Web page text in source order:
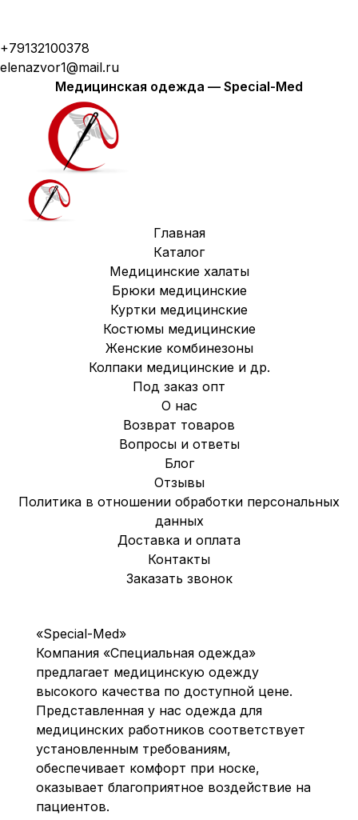
+79132100378
elenazvor1@mail.ru
Медицинская одежда — Special-Med
Главная
Каталог
Медицинские халаты
Брюки медицинские
Куртки медицинские
Костюмы медицинские
Женские комбинезоны
Колпаки медицинские и др.
Под заказ опт
О нас
Возврат товаров
Вопросы и ответы
Блог
Отзывы
Политика в отношении обработки персональных
данных
Доставка и оплата
Контакты
Заказать звонок
«Special-Med»
Компания «Специальная одежда»
предлагает медицинскую одежду
высокого качества по доступной цене.
Представленная у нас одежда для
медицинских работников соответствует
установленным требованиям,
обеспечивает комфорт при носке,
оказывает благоприятное воздействие на
пациентов.